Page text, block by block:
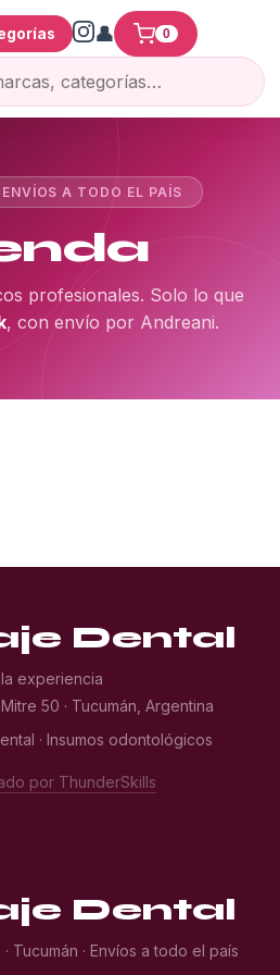
0
A TODO EL PAÍS
profesionales. Solo lo que
, con envío por Andreani.
Dental
experiencia
50 · Tucumán, Argentina
· Insumos odontológicos
por ThunderSkills
Dental
Tucumán · Envíos a todo el país